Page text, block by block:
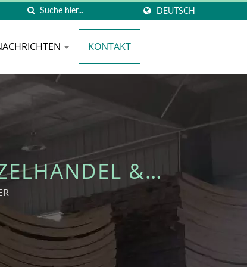
DEUTSCH
KONTAKT
&